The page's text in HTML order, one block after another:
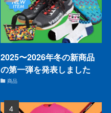
2025〜2026年冬の新商品
の第一弾を発表しました
商品